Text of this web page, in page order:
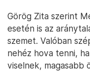
Görög Zita szerint
esetén is az
szemet. Valóban
nehéz hova tenni,
viselnek, magasabb